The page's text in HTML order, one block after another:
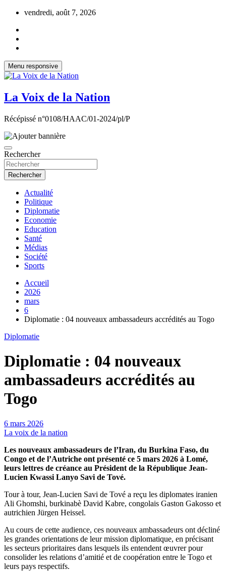
Aller
contenu
vendredi, août 7, 2026
Menu responsive
La Voix de la Nation
Récépissé n°0108/HAAC/01-2024/pl/P
Rechercher
Rechercher
Actualité
Politique
Diplomatie
Economie
Education
Santé
Médias
Société
Sports
Accueil
2026
mars
6
Diplomatie : 04 nouveaux ambassadeurs accrédités au Togo
Diplomatie
Diplomatie : 04 nouveaux
ambassadeurs accrédités au
Togo
6 mars 2026
La voix de la nation
Les nouveaux ambassadeurs de l’Iran, du Burkina Faso, du
Congo et de l’Autriche ont présenté ce 5 mars 2026 à Lomé,
leurs lettres de créance au Président de la République Jean-
Lucien Kwassi Lanyo Savi de Tové.
Tour à tour, Jean-Lucien Savi de Tové a reçu les diplomates iranien
Ali Ghomshi, burkinabè David Kabre, congolais Gaston Gakosso et
autrichien Jürgen Heissel.
Au cours de cette audience, ces nouveaux ambassadeurs ont décliné
les grandes orientations de leur mission diplomatique, en précisant
les secteurs prioritaires dans lesquels ils entendent œuvrer pour
consolider les relations d’amitié et de coopération entre le Togo et
leurs pays respectifs.